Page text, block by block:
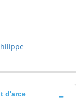
d'arce